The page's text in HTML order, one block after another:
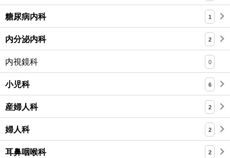
糖尿病内科 1
内分泌内科 2
内視鏡科 0
小児科 6
産婦人科 2
婦人科 2
耳鼻咽喉科 2